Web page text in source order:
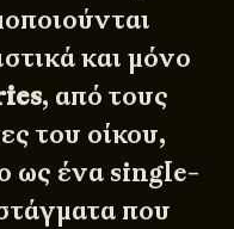
και μόνο
, από τους
του οίκου,
ως ένα single-
που